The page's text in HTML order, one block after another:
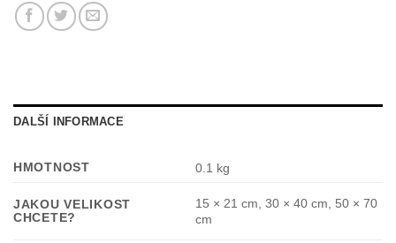
DALŠÍ INFORMACE
HMOTNOST 0.1 kg
JAKOU VELIKOST
CHCETE?
15 × 21 cm, 30 × 40 cm, 50 × 70
cm